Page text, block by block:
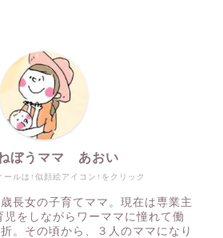
ールは↑似顔絵アイコン↑をクリック
ぼうママ あおい
長女の子育てママ。現在は専業主
をしながらワーママに憧れて働
。その頃から、３人のママになり